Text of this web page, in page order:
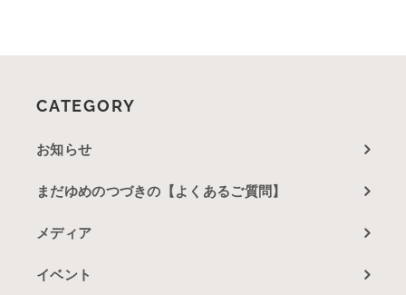
CATEGORY
お知らせ
まだゆめのつづきの【よくあるご質問】
メディア
イベント